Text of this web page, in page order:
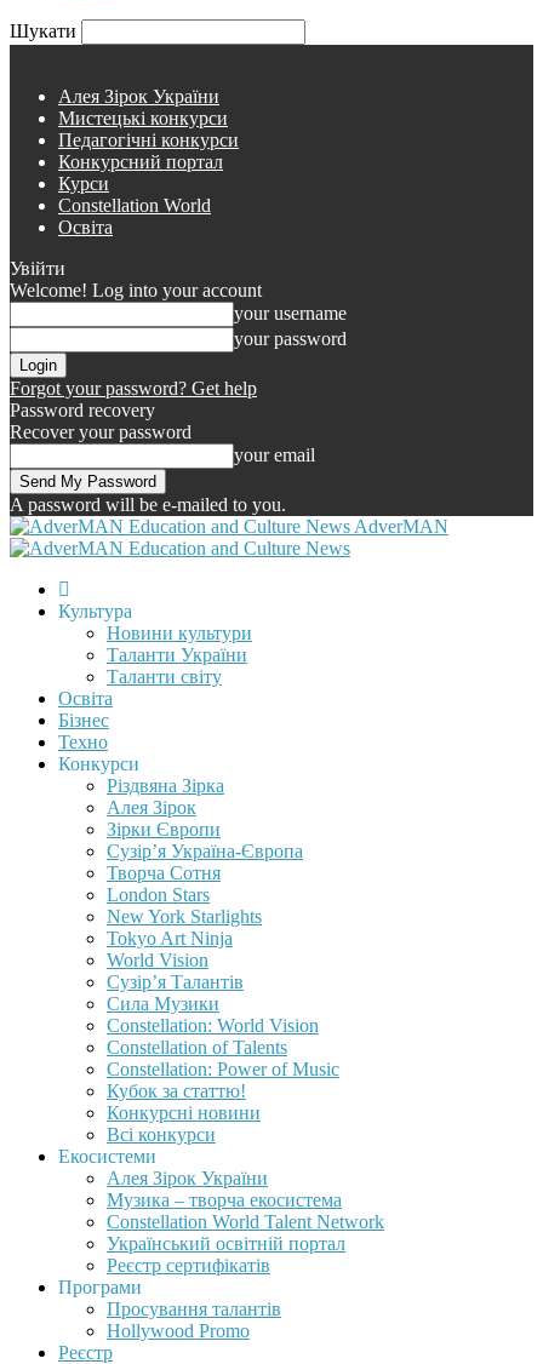
Шукати
Алея Зірок України
Мистецькі конкурси
Педагогічні конкурси
Конкурсний портал
Курси
Constellation World
Освіта
Увійти
Welcome! Log into your account
your username
your password
Forgot your password? Get help
Password recovery
Recover your password
your email
A password will be e-mailed to you.
AdverMAN
Культура
Новини культури
Таланти України
Таланти світу
Освіта
Бізнес
Техно
Конкурси
Різдвяна Зірка
Алея Зірок
Зірки Європи
Сузір’я Україна-Європа
Творча Сотня
London Stars
New York Starlights
Tokyo Art Ninja
World Vision
Сузір’я Талантів
Сила Музики
Constellation: World Vision
Constellation of Talents
Constellation: Power of Music
Кубок за статтю!
Конкурсні новини
Всі конкурси
Екосистеми
Алея Зірок України
Музика – творча екосистема
Constellation World Talent Network
Український освітній портал
Реєстр сертифікатів
Програми
Просування талантів
Hollywood Promo
Реєстр